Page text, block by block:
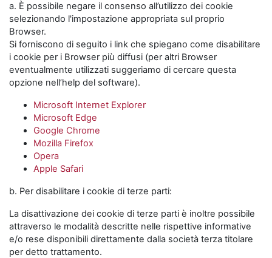
a. È possibile negare il consenso all’utilizzo dei cookie
selezionando l'impostazione appropriata sul proprio
Browser.
Si forniscono di seguito i link che spiegano come disabilitare
i cookie per i Browser più diffusi (per altri Browser
eventualmente utilizzati suggeriamo di cercare questa
opzione nell’help del software).
Microsoft Internet Explorer
Microsoft Edge
Google Chrome
Mozilla Firefox
Opera
Apple Safari
b. Per disabilitare i cookie di terze parti:
La disattivazione dei cookie di terze parti è inoltre possibile
attraverso le modalità descritte nelle rispettive informative
e/o rese disponibili direttamente dalla società terza titolare
per detto trattamento.